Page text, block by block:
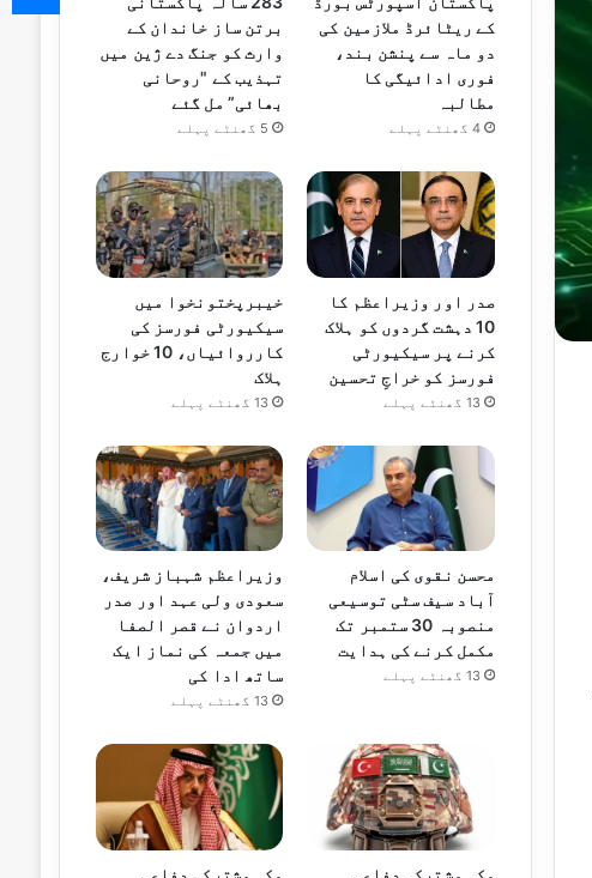
کے ریٹائرڈ ملازمین کی
دو ماہ سے پنشن بند،
فوری ادائیگی کا
مطالبہ
4 گھنٹے پہلے
برتن ساز خاندان کے
وارث کو جنگ دے ژین میں
تہذیب کے "روحانی
بھائی” مل گئے
5 گھنٹے پہلے
صدر اور وزیراعظم کا
10 دہشت گردوں کو ہلاک
کرنے پر سیکیورٹی
فورسز کو خراجِ تحسین
13 گھنٹے پہلے
خیبرپختونخوا میں
سیکیورٹی فورسز کی
کارروائیاں، 10 خوارج
ہلاک
13 گھنٹے پہلے
محسن نقوی کی اسلام
آباد سیف سٹی توسیعی
منصوبہ 30 ستمبر تک
مکمل کرنے کی ہدایت
13 گھنٹے پہلے
وزیراعظم شہباز شریف،
سعودی ولی عہد اور صدر
اردوان نے قصر الصفا
میں جمعہ کی نماز ایک
ساتھ ادا کی
13 گھنٹے پہلے
مکہ مشترکہ دفاعی
مکہ مشترکہ دفاعی